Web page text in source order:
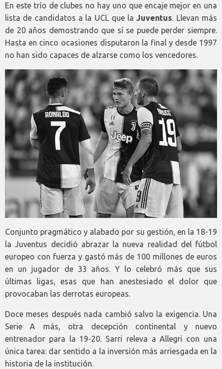
En este trío de clubes no hay uno que encaje mejor en una
lista de candidatos a la UCL que laJuventus. Llevan más
de 20 años demostrando que sí se puede perder siempre.
Hasta en cinco ocasiones disputaron la final y desde 1997
no han sido capaces de alzarse como los vencedores.
Conjunto pragmático y alabado por su gestión, en la 18-19
la Juventus decidió abrazar la nueva realidad del fútbol
europeo con fuerza y gastó más de 100 millones de euros
en un jugador de 33 años. Y lo celebró más que sus
últimas ligas, esas que han anestesiado el dolor que
provocaban las derrotas europeas.
Doce meses después nada cambió salvo la exigencia. Una
Serie A más, otra decepción continental y nuevo
entrenador para la 19-20. Sarri releva a Allegri con una
única tarea: dar sentido a la inversión más arriesgada en la
historia de la institución.